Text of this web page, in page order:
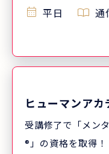
平日
通
ヒューマンアカ
受講修了で「メン
®」の資格を取得